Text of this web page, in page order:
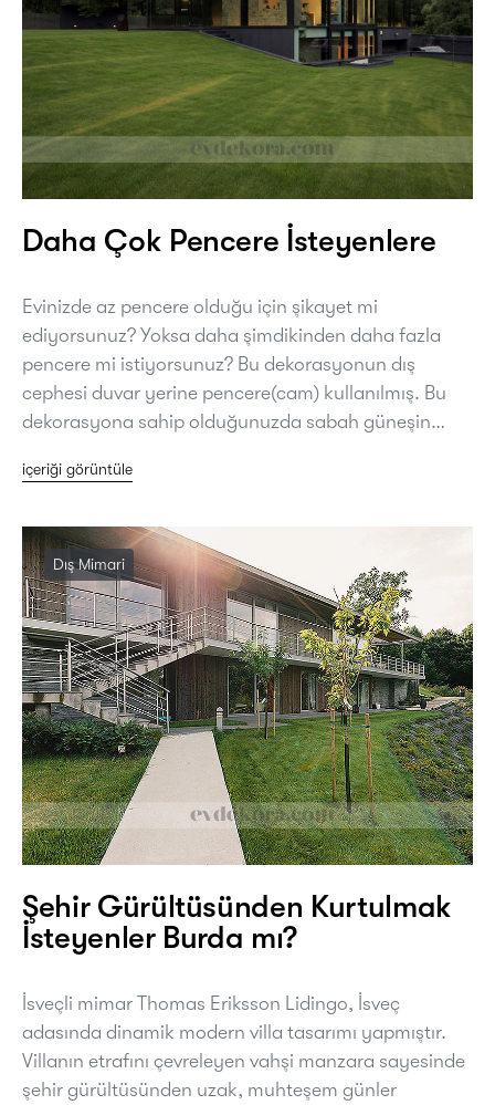
Daha Çok Pencere İsteyenlere
Evinizde az pencere olduğu için şikayet mi
ediyorsunuz? Yoksa daha şimdikinden daha fazla
pencere mi istiyorsunuz? Bu dekorasyonun dış
cephesi duvar yerine pencere(cam) kullanılmış. Bu
dekorasyona sahip olduğunuzda sabah güneşin…
içeriği görüntüle
Dış Mimari
Şehir Gürültüsünden Kurtulmak
İsteyenler Burda mı?
İsveçli mimar Thomas Eriksson Lidingo, İsveç
adasında dinamik modern villa tasarımı yapmıştır.
Villanın etrafını çevreleyen vahşi manzara sayesinde
şehir gürültüsünden uzak, muhteşem günler